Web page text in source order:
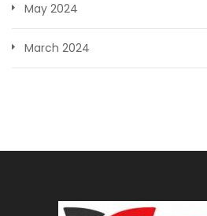
May 2024
March 2024